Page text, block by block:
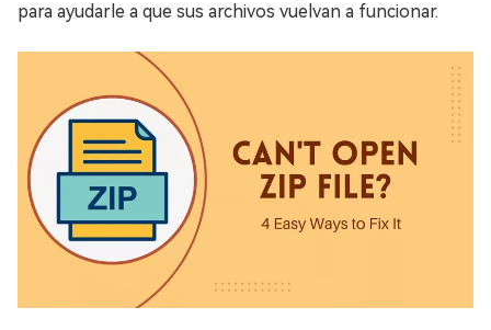
para ayudarle a que sus archivos vuelvan a funcionar.